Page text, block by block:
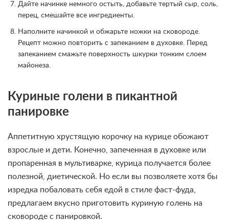
Дайте начинке немного остыть, добавьте тертый сыр, соль,
перец, смешайте все ингредиенты.
Наполните начинкой и обжарьте ножки на сковороде.
Рецепт можно повторить с запеканием в духовке. Перед
запеканием смажьте поверхность шкурки тонким слоем
майонеза.
Куриные голени в пикантной
панировке
Аппетитную хрустящую корочку на курице обожают
взрослые и дети. Конечно, запеченная в духовке или
пропаренная в мультиварке, курица получается более
полезной, диетической. Но если вы позволяете хотя бы
изредка побаловать себя едой в стиле фаст-фуда,
предлагаем вкусно приготовить куриную голень на
сковороде с панировкой.